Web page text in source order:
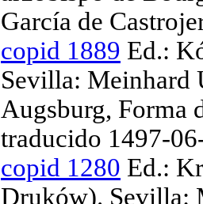
García de
copid 1889 Ed.:
Sevilla: Meinhard
Augsburg, Forma
traducido 1497-
copid 1280 Ed.:
Druków). Sevilla: